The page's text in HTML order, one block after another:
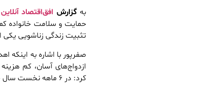
به گزارش افق‌اقتصاد آنلاین
حمایت و سلامت خانواده
تثبیت زندگی زناشویی یکی
صفرپور با اشاره به اینکه
ازدواج‌های آسان، کم
کرد: در ۶ ماهه نخست سال ۱۳۰ زن سرپرست خانوار نیز ازدواج مجدد داشتند.